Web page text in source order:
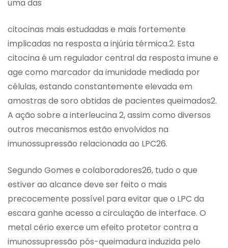
uma das
citocinas mais estudadas e mais fortemente
implicadas na resposta a injúria térmica.2. Esta
citocina é um regulador central da resposta imune e
age como marcador da imunidade mediada por
células, estando constantemente elevada em
amostras de soro obtidas de pacientes queimados2.
A ação sobre a interleucina 2, assim como diversos
outros mecanismos estão envolvidos na
imunossupressão relacionada ao LPC26.
Segundo Gomes e colaboradores26, tudo o que
estiver ao alcance deve ser feito o mais
precocemente possível para evitar que o LPC da
escara ganhe acesso a circulação de interface. O
metal cério exerce um efeito protetor contra a
imunossupressão pós-queimadura induzida pelo